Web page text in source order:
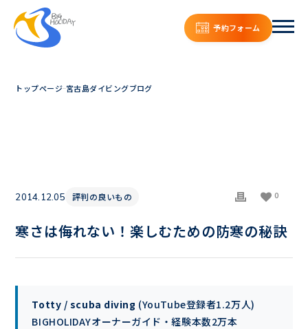
予約フォーム
トップページ 宮古島ダイビングブログ
2014.12.05 評判の良いもの 0
寒さは侮れない！楽しむための防寒の秘訣
Totty / scuba diving (YouTube登録者1.2万人)
BIGHOLIDAYオーナーガイド・経験本数2万本